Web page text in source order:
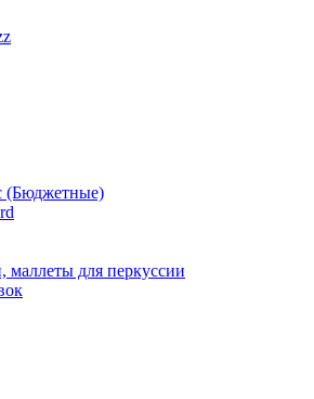
(Бюджетные)
маллеты для перкуссии